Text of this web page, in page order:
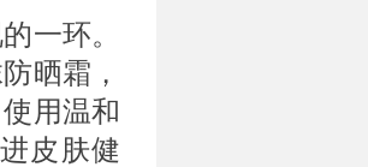
一环。
晒霜，
用温和
皮肤健